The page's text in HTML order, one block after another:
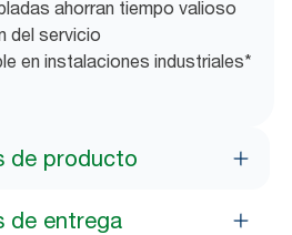
ahorran tiempo valioso
del servicio
en instalaciones industriales*
de producto
de entrega